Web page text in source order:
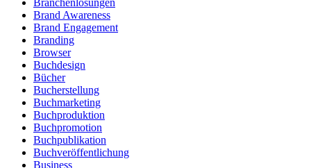
Brand Awareness
Brand Engagement
Branding
Browser
Buchdesign
Bücher
Bucherstellung
Buchmarketing
Buchproduktion
Buchpromotion
Buchpublikation
Buchveröffentlichung
Business